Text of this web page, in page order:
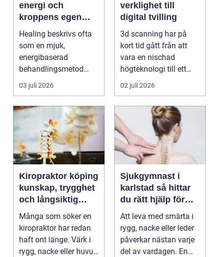
energi och
kroppens egen
förmåga att läka
Healing beskrivs ofta
som en mjuk,
energibaserad
behandlingsmetod
som stödjer kroppens
egen läknings...
03 juli 2026
verklighet till
digital tvilling
3d scanning har på
kort tid gått från att
vara en nischad
högteknologi till ett
praktiskt verktyg fö...
02 juli 2026
Kiropraktor köping
kunskap, trygghet
och långsiktig
hjälp för ryggen
Många som söker en
kiropraktor har redan
haft ont länge. Värk i
rygg, nacke eller huvud
Sjukgymnast i
karlstad så hittar
du rätt hjälp för
smärta och besvär
Att leva med smärta i
rygg, nacke eller leder
påverkar nästan varje
del av vardagen. En